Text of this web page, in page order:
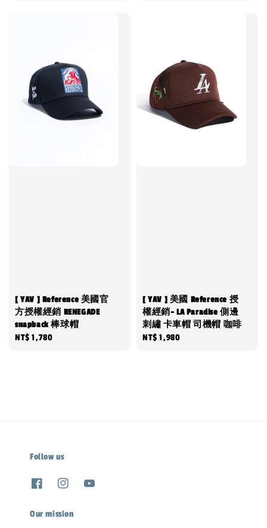
[ YAV ] Reference 美國官
方授權經銷 RENEGADE
snapback 棒球帽
Regular
NT$ 1,780
[ YAV ] 美國 Reference 授
權經銷- LA Paradise 側邊
刺繡 卡車帽 司機帽 咖啡
Regular
NT$ 1,980
Follow us
Our mission